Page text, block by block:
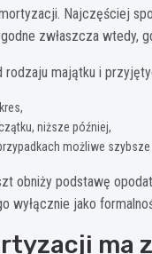
Najczęściej
zwłaszcza wtedy,
rodzaju majątku i
niższe później,
możliwe
obniży podstawę
wyłącznie jako
ma